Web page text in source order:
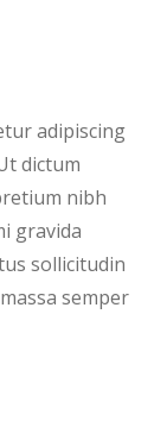
adipiscing
dictum
nibh
gravida
sollicitudin
semper